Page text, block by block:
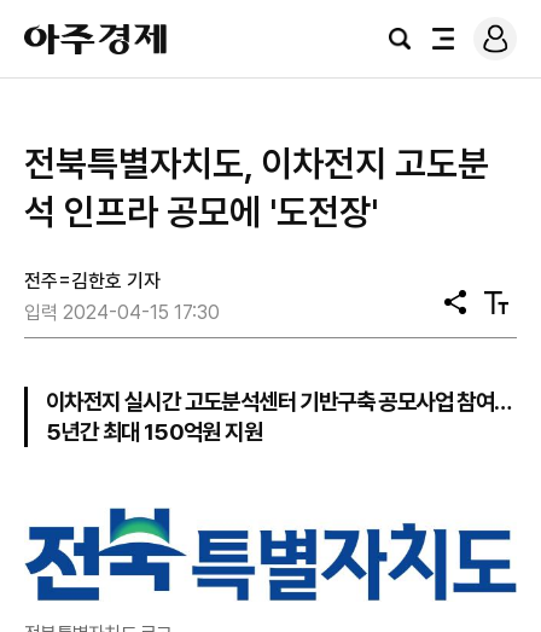
아
주
경
검
전
로
그
전북특별자치도, 이차전지 고도분
석 인프라 공모에 '도전장'
전주=김한호 기자
입력 2024-04-15 17:30
공
유
텍
스
이차전지 실시간 고도분석센터 기반구축 공모사업 참여…
5년간 최대 150억원 지원